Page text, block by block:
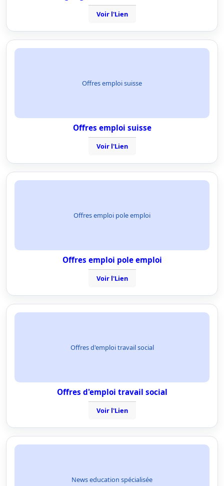
Voir l'Lien
Offres emploi suisse
Offres emploi suisse
Voir l'Lien
Offres emploi pole emploi
Offres emploi pole emploi
Voir l'Lien
Offres d'emploi travail social
Offres d'emploi travail social
Voir l'Lien
News education spécialisée